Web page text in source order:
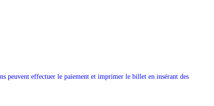
peuvent effectuer le paiement et imprimer le billet en insérant des